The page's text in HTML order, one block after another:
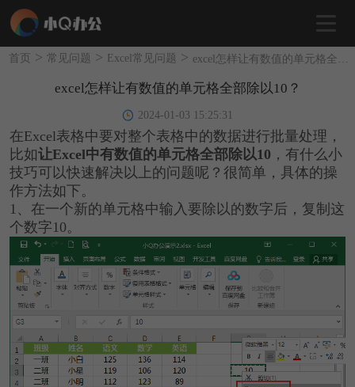
首页 > 常见问题 > Excel常见问题 >
excel怎样让有数值的单元格全部除以10？
2024-01-03 15:25:31
在Excel表格中要对整个表格中的数据进行批量处理，
比如让Excel中有数值的单元格全部除以10 ，有什么小
技巧可以快速解决以上的问题呢？很简单，具体的操
作方法如下。
1、在一个新的单元格中输入要除以的数字后，复制这
个数字10。